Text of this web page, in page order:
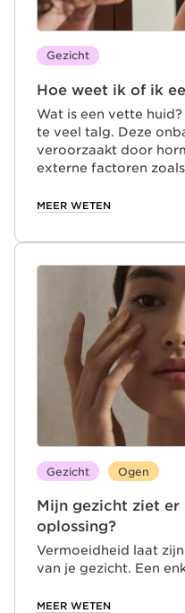
Gezicht
Hoe weet ik of ik
Wat is een vette
te veel talg. Deze
veroorzaakt door
externe factoren
talgklieren van een
glans, vooral in de T-
droge en normale
een gerichte
MEER WETEN
Gezicht Ogen
Mijn gezicht ziet
oplossing?
Vermoeidheid laat
van je gezicht. Een
doffe teint en kringen
MEER WETEN